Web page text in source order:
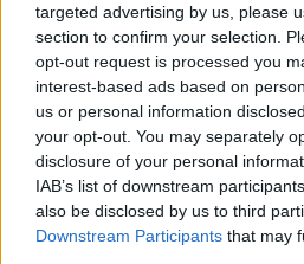
targeted advertising by us, please
section to confirm your selection.
opt-out request is processed you
interest-based ads based on
us or personal information
your opt-out. You may separately
disclosure of your personal
IAB’s list of downstream
also be disclosed by us to third
Downstream Participants that may
Síguele la pista
Si buscas una alternativa a
tradicionales, Galicia
que recompensa el
sabores y sensaciones
otros destinos. Desde el